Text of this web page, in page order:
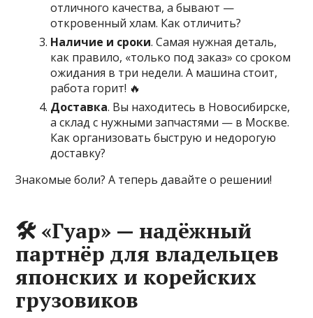
отличного качества, а бывают —
откровенный хлам. Как отличить?
Наличие и сроки. Самая нужная деталь,
как правило, «только под заказ» со сроком
ожидания в три недели. А машина стоит,
работа горит! 🔥
Доставка. Вы находитесь в Новосибирске,
а склад с нужными запчастями — в Москве.
Как организовать быструю и недорогую
доставку?
Знакомые боли? А теперь давайте о решении!
🛠 «Гуар» — надёжный
партнёр для владельцев
японских и корейских
грузовиков